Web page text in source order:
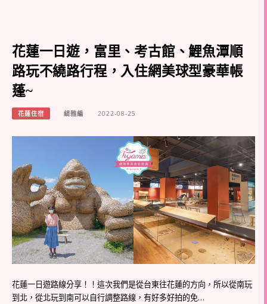
花蓮一日遊，富里、考古館、鯉魚潭順
路玩不繞路行程，入住網美球型豪華帳
蓬~
花蓮住宿 緹雅編 2022-08-25
花蓮一日遊路線分享！！這次我們是從台東往花蓮的方向，所以從南玩
到北，從北玩到南可以自行調整路線，有好多好拍的免…